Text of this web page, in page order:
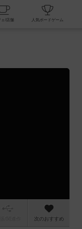
一覧 カフェ/店舗
次のおすすめ